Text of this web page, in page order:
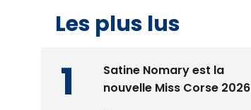
Les plus lus
Satine Nomary est la
nouvelle Miss Corse 2026